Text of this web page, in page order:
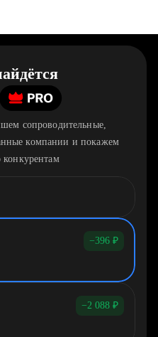
сопроводительные,
компании и покажем
конкурентам
−396 ₽
−2 088 ₽